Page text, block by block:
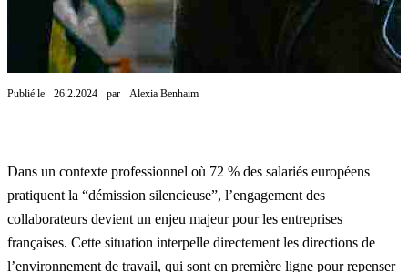
Publié le 26.2.2024 par Alexia Benhaim
Dans un contexte professionnel où 72 % des salariés européens
pratiquent la “démission silencieuse”, l’engagement des
collaborateurs devient un enjeu majeur pour les entreprises
françaises. Cette situation interpelle directement les directions de
l’environnement de travail, qui sont en première ligne pour repenser